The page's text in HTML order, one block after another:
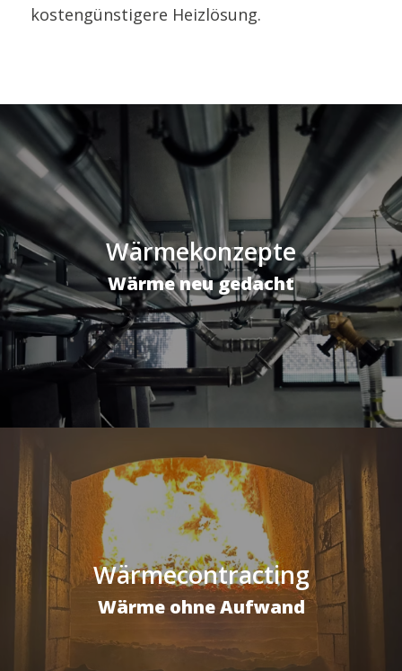
kostengünstigere Heizlösung.
Wärmekonzepte
Wärme neu gedacht
Wärmecontracting
Wärme ohne Aufwand